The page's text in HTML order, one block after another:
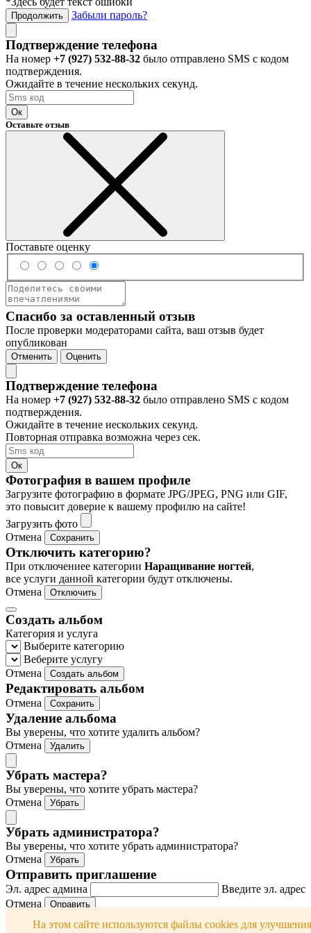
Продолжить Забыли пароль?
Подтверждение телефона
На номер +7 (927) 532-88-32 было отправлено SMS с кодом
подтверждения.
Ожидайте в течение нескольких секунд.
Ок
Оставьте отзыв
Поставьте оценку
Спасибо за оставленный отзыв
После проверки модераторами сайта, ваш отзыв будет
опубликован
Отменить Оценить
Подтверждение телефона
На номер +7 (927) 532-88-32 было отправлено SMS с кодом
подтверждения.
Ожидайте в течение нескольких секунд.
Повторная отправка возможна через сек.
Ок
Фотография в вашем профиле
Загрузите фотографию в формате JPG/JPEG, PNG или GIF,
это повысит доверие к вашему профилю на сайте!
Загрузить фото
Отмена
Сохранить
Отключить категорию?
При отключениее категории Наращивание ногтей,
все услуги данной категории будут отключены.
Отмена
Отключить
Создать альбом
Категория и услуга
Выберите категорию
Веберите услугу
Отмена
Создать альбом
Редактировать альбом
Отмена Сохранить
Удаление альбома
Вы уверены, что хотите удалить альбом?
Отмена
Удалить
Убрать мастера?
Вы уверены, что хотите убрать мастера?
Отмена
Убрать
Убрать администратора?
Вы уверены, что хотите убрать администратора?
Отмена
Убрать
Отправить приглашение
Эл. адрес админа
Введите эл. адрес
Отмена
Оправить
Отправить приглашение
На этом сайте используются файлы cookies для улучшения